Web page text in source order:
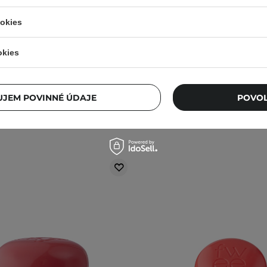
na pery a líca - JP01
Sugar Coat - 4g
13,10 €
Gélový balzam na pery a
13,10 €
POVINNÉ ÚDAJE